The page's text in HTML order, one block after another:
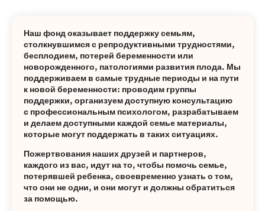
Наш фонд оказывает поддержку семьям,
столкнувшимся с репродуктивными трудностями,
бесплодием, потерей беременности или
новорожденного, патологиями развития плода. Мы
поддерживаем в самые трудные периоды и на пути
к новой беременности: проводим группы
поддержки, организуем доступную консультацию
с профессиональным психологом, разрабатываем
и делаем доступными каждой семье материалы,
которые могут поддержать в таких ситуациях.
Пожертвования наших друзей и партнеров,
каждого из вас, идут на то, чтобы помочь семье,
потерявшей ребенка, своевременно узнать о том,
что они не одни, и они могут и должны обратиться
за помощью.